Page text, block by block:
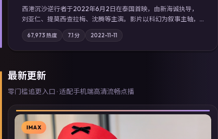
西港沉沙·逆行者于2022年6月2日在泰国首映，由新海诚执导，
刘亚仁、提莫西·查拉梅、沈腾等主演。影片以科幻为叙事主轴，
失踪人口档案牵出跨国灰色产业链；摄影与配乐强化地域气质；
站内亦可通过「国产免费观看高清电视剧在线看」延展检索同类
型高分佳作，畅享高清在线追剧体验。
67,973 热度 7.1分 2022-11-11
最新更新
零门槛追更入口 · 适配手机端高清流畅点播
IMAX